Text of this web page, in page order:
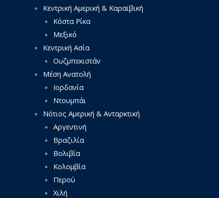
Κεντρική Αμερική & Καραϊβική
Κόστα Ρίκα
Μεξικό
Κεντρική Ασία
Ουζμπεκιστάν
Μέση Ανατολή
Ιορδανία
Ντουμπάι
Νότιος Αμερική & Ανταρκτική
Αργεντινή
Βραζιλία
Βολιβία
Κολομβία
Περού
Χιλή